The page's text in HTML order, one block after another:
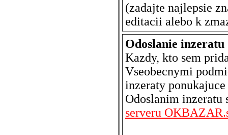
(zadajte najlepsie
editacii alebo k
Odoslanie inzeratu
Kazdy, kto sem
Vseobecnymi
inzeraty
Odoslanim inzeratu
serveru